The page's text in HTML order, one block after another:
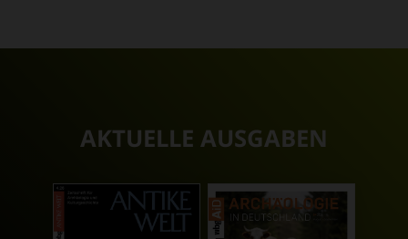
AKTUELLE AUSGABEN